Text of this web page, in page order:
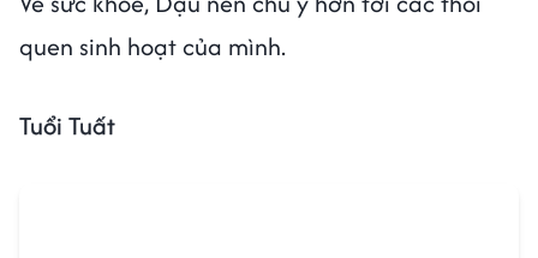
quen sinh hoạt của mình.
Tuổi Tuất